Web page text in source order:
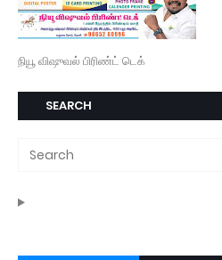
நியூ விஷுவல் பிரிண்ட் டெக்
SEARCH